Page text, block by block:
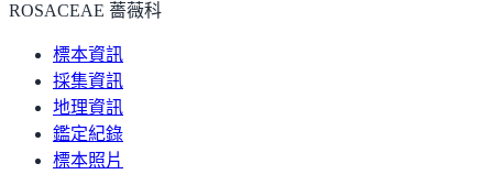
ROSACEAE 薔薇科
標本資訊
採集資訊
地理資訊
鑑定紀錄
標本照片